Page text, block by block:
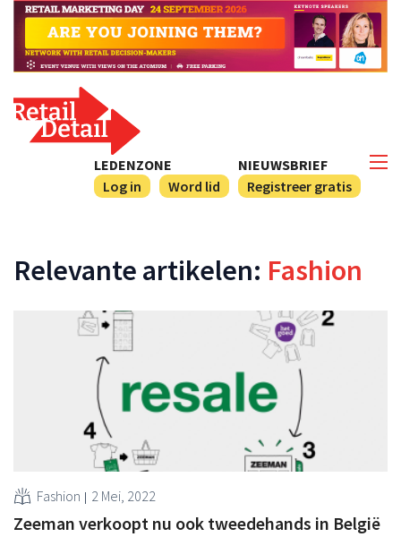
NIEUWSBRIEF
Registreer gratis
LEDENZONE
Log in
Word lid
Relevante artikelen: Fashion
Fashion 2 Mei, 2022
Zeeman verkoopt nu ook tweedehands in België